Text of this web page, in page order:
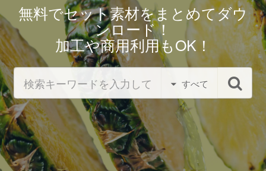
無料でセット素材をまとめてダウ
ンロード！
加工や商用利用もOK！
すべて